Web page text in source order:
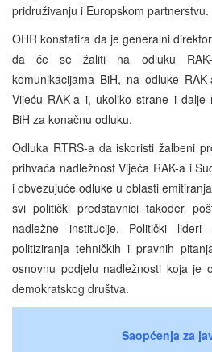
pridruživanju i Europskom partnerstvu.
OHR konstatira da je generalni
da će se žaliti na odluku
komunikacijama BiH, na odluke
Vijeću RAK-a i, ukoliko strane i dalje
BiH za konačnu odluku.
Odluka RTRS-a da iskoristi žalbeni
prihvaća nadležnost Vijeća RAK-a i
i obvezujuće odluke u oblasti
svi politički predstavnici također
nadležne institucije. Politički
politiziranja tehničkih i pravnih
osnovnu podjelu nadležnosti koja je
demokratskog društva.
Saopćenja za